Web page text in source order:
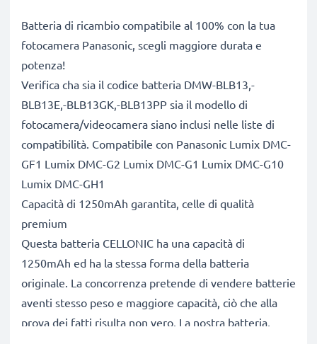
Batteria di ricambio compatibile al 100% con la tua
fotocamera Panasonic, scegli maggiore durata e
potenza!
Verifica cha sia il codice batteria DMW-BLB13,-
BLB13E,-BLB13GK,-BLB13PP sia il modello di
fotocamera/videocamera siano inclusi nelle liste di
compatibilità. Compatibile con Panasonic Lumix DMC-
GF1 Lumix DMC-G2 Lumix DMC-G1 Lumix DMC-G10
Lumix DMC-GH1
Capacità di 1250mAh garantita, celle di qualità
premium
Questa batteria CELLONIC ha una capacità di
1250mAh ed ha la stessa forma della batteria
originale. La concorrenza pretende di vendere batterie
aventi stesso peso e maggiore capacità, ciò che alla
prova dei fatti risulta non vero. La nostra batteria,